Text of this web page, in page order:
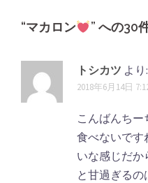
ビ
ー
シ
“マカロン ” への30
コ
メ
トシカツ より:
2018年6月14日
こんばんちー
食べないです
いな感じだか
と甘過ぎるの